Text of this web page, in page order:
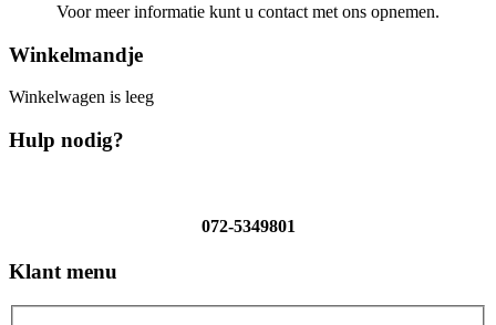
Voor meer informatie kunt u contact met ons opnemen.
Winkelmandje
Winkelwagen is leeg
Hulp nodig?
072-5349801
Klant menu